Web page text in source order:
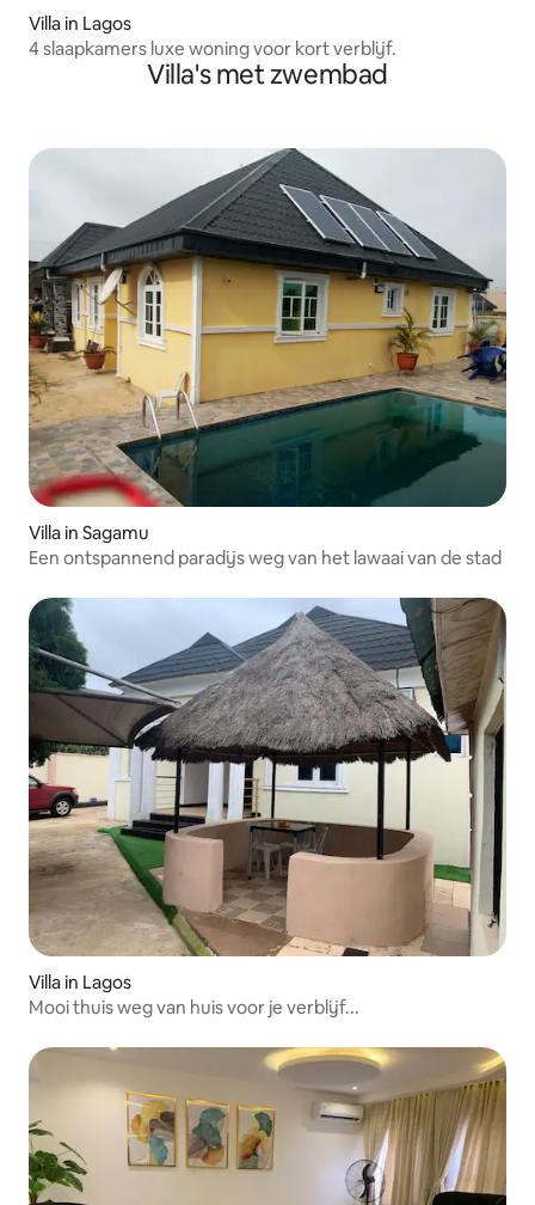
Villa in Lagos
4 slaapkamers luxe woning voor kort verblijf.
Villa's met zwembad
Villa in Sagamu
Een ontspannend paradijs weg van het lawaai van de stad
Villa in Lagos
Mooi thuis weg van huis voor je verblijf...